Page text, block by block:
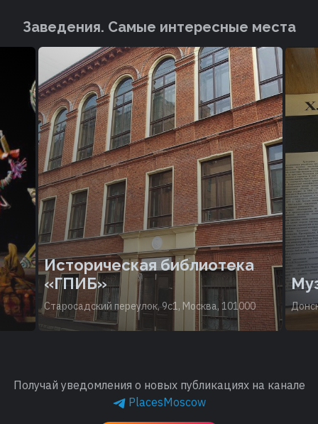
Заведения. Cамые интересные места
Историческая библиотека
«ГПИБ»
Старосадский переулок, 9с1, Москва, 101000
Получай уведомления о новых публикациях на канале
PlacesMoscow